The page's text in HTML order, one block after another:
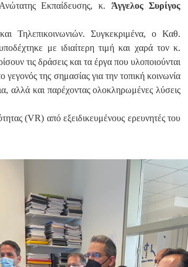
Εκπαίδευσης, κ. Άγγελος Συρίγος
Τηλεπικοινωνιών. Συγκεκριμένα, ο Καθ.
με ιδιαίτερη τιμή και χαρά τον κ.
τις δράσεις και τα έργα που υλοποιούνται
της σημασίας για την τοπική κοινωνία
αλλά και παρέχοντας ολοκληρωμένες λύσεις
(VR) από εξειδικευμένους ερευνητές του